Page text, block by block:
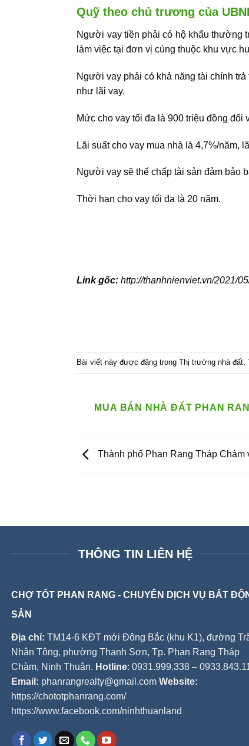
Quỹ theo chủ trương của
Người vay tiền phải có hộ khẩu thường
làm việc tại đơn vị cùng thuộc khu vực
Người vay phải có khả năng tài chính
như lãi vay.
Mức cho vay tối đa là 900 triệu đồng đối
Lãi suất cho vay mua nhà là 4,7%/năm,
Người vay sẽ thế chấp tài sản đảm bảo
Thời hạn cho vay tối đa là 20 năm.
Link gốc: http://thanhnienviet.vn/2021/
Bài viết này được đăng trongThị trường nhà đất ,
MUA BÁN NHÀ ĐẤT PHAN
Thành phố Phan Rang Tháp
THÔNG TIN LIÊN HỆ
CHỢ TỐT PHAN RANG - CHUYÊN DỊCH VỤ BẤT
SẢN
Địa chỉ: TM14-6 KĐT mới Đông Bắc (khu K1), đường
Nhân Tông, phường Thanh Sơn, Tp. Phan Rang Tháp
Chàm, Ninh Thuận. Hotline: 0931.999.338 –
Email: phanrangrealty@gmail.com Website:
https://chototphanrang.com/
https://www.facebook.com/ninhthuanland